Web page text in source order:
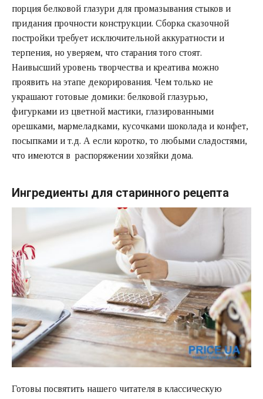
порция белковой глазури для промазывания стыков и
придания прочности конструкции. Сборка сказочной
постройки требует исключительной аккуратности и
терпения, но уверяем, что старания того стоят.
Наивысший уровень творчества и креатива можно
проявить на этапе декорирования. Чем только не
украшают готовые домики: белковой глазурью,
фигурками из цветной мастики, глазированными
орешками, мармеладками, кусочками шоколада и конфет,
посыпками и т.д. А если коротко, то любыми сладостями,
что имеются в распоряжении хозяйки дома.
Ингредиенты для старинного рецепта
Готовы посвятить нашего читателя в классическую